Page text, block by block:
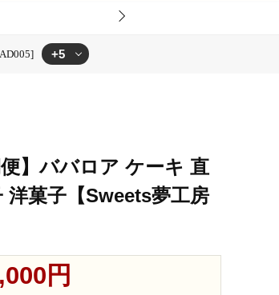
+5
ル・リアン】 [OAD005]
】ババロア ケーキ 直
菓子【Sweets夢工房
円